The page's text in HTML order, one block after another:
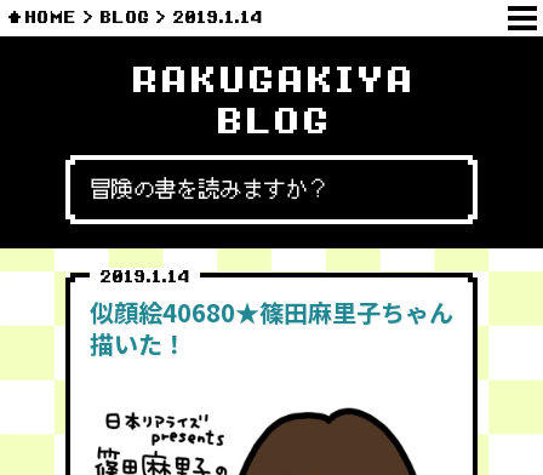
HOME BLOG 2019.1.14
RAKUGAKIYA
BLOG
冒険の書を読みますか？
2019.1.14
似顔絵40680★篠田麻里子ちゃん
描いた！